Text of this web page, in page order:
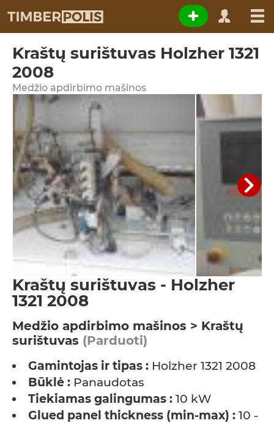
Kraštų surištuvas Holzher 1321
2008
Medžio apdirbimo mašinos
Kraštų surištuvas - Holzher
1321 2008
Medžio apdirbimo mašinos > Kraštų
surištuvas (Parduoti)
Gamintojas ir tipas : Holzher 1321 2008
Būklė : Panaudotas
Tiekiamas galingumas : 10 kW
Glued panel thickness (min-max) : 10 -